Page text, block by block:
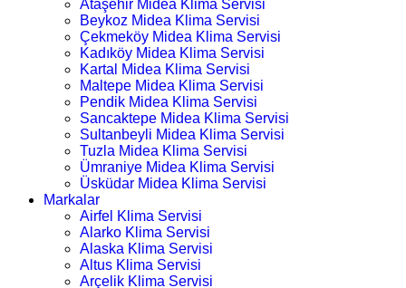
Ataşehir Midea Klima Servisi
Beykoz Midea Klima Servisi
Çekmeköy Midea Klima Servisi
Kadıköy Midea Klima Servisi
Kartal Midea Klima Servisi
Maltepe Midea Klima Servisi
Pendik Midea Klima Servisi
Sancaktepe Midea Klima Servisi
Sultanbeyli Midea Klima Servisi
Tuzla Midea Klima Servisi
Ümraniye Midea Klima Servisi
Üsküdar Midea Klima Servisi
Markalar
Airfel Klima Servisi
Alarko Klima Servisi
Alaska Klima Servisi
Altus Klima Servisi
Arçelik Klima Servisi